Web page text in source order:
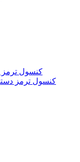
کنسول ترمز
کنسول ترمز